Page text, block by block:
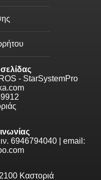
- StarSystemPro
6946794040 | email:
Καστοριά